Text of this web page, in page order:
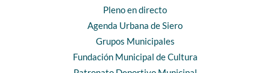
Pleno en directo
Agenda Urbana de Siero
Grupos Municipales
Fundación Municipal de Cultura